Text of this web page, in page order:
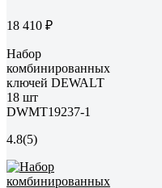
18 410 ₽
Набор
комбинированных
ключей DEWALT
18 шт
DWMT19237-1
4.8(5)